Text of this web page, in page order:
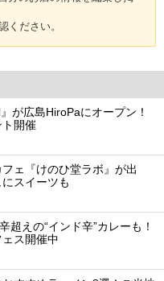
ください。
が広島HiroPaにオープン！
開催
ェ『けのひ堂ラボ』が出
スイーツも
超えの“インド辛”カレーも！
ェス開催中